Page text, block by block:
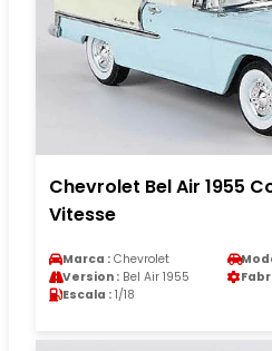
Chevrolet Bel Air 1955
Vitesse
Marca : Chevrolet
Version : Bel Air 1955
Escala : 1/18